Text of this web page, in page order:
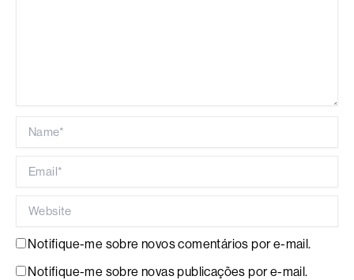
Notifique-me sobre novos comentários por e-mail.
Notifique-me sobre novas publicações por e-mail.